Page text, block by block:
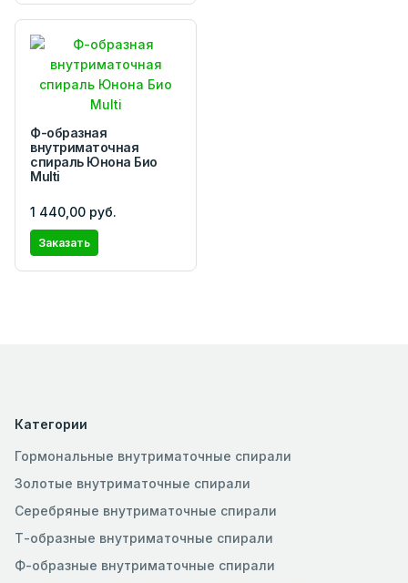
Ф-образная
внутриматочная
спираль Юнона Био
Multi
1 440,00 руб.
Заказать
Категории
Гормональные внутриматочные спирали
Золотые внутриматочные спирали
Серебряные внутриматочные спирали
Т-образные внутриматочные спирали
Ф-образные внутриматочные спирали